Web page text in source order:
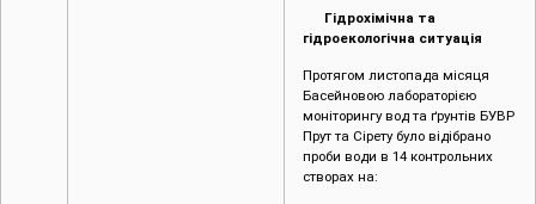
Гідрохімічна та
гідроекологічна ситуація
Протягом листопада місяця
Басейновою лабораторією
моніторингу вод та ґрунтів БУВР
Прут та Сірету було відібрано
проби води в 14 контрольних
створах на: